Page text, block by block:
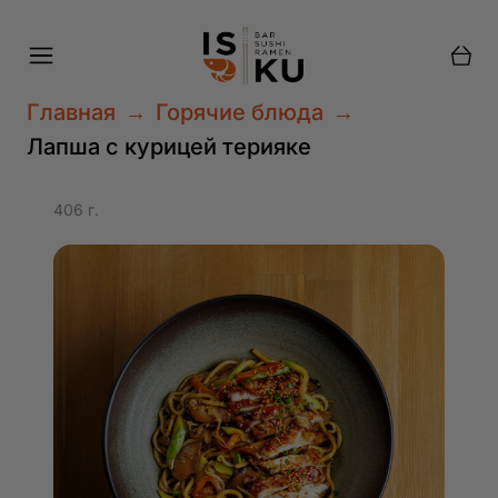
Главная → Горячие блюда →
Лапша с курицей терияке
406 г.
Куда доставить?
Доставка Самовывоз